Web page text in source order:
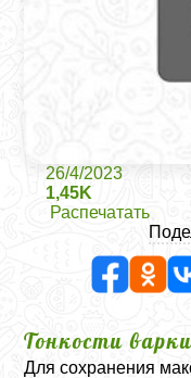
26/4/2023
1,45K
Распечатать
Тонкости
Для сохранения